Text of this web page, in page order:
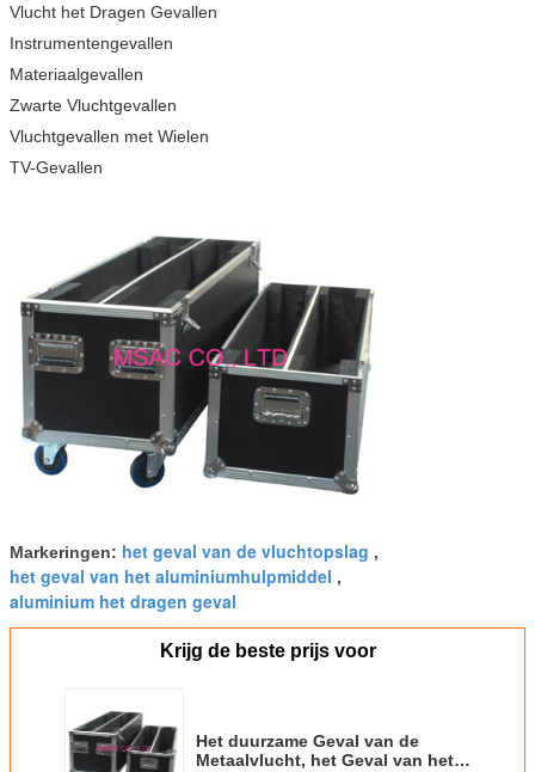
Vlucht het Dragen Gevallen
Instrumentengevallen
Materiaalgevallen
Zwarte Vluchtgevallen
Vluchtgevallen met Wielen
TV-Gevallen
Markeringen: het geval van de vluchtopslag ,
het geval van het aluminiumhulpmiddel ,
aluminium het dragen geval
Krijg de beste prijs voor
Het duurzame Geval van de
Metaalvlucht, het Geval van het